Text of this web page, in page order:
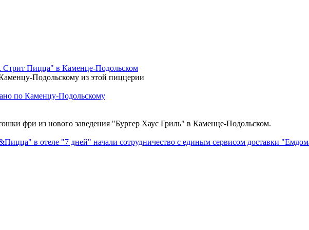
Пицца" в Каменце-Подольском
Подольскому из этой пиццерии
по Ка​менцу-Подольско​му
фри из нового заведения "Бургер Хаус Гриль" в Каменце-Подольском.
в отеле "7 дней" начали сотрудничество с единым сервисом доставки